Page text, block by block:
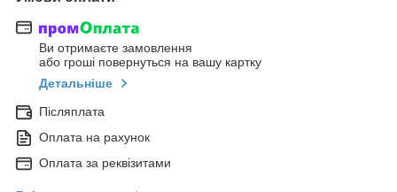
Ви отримаєте замовлення
або гроші повернуться на вашу картку
Детальніше
Післяплата
Оплата на рахунок
Оплата за реквізитами